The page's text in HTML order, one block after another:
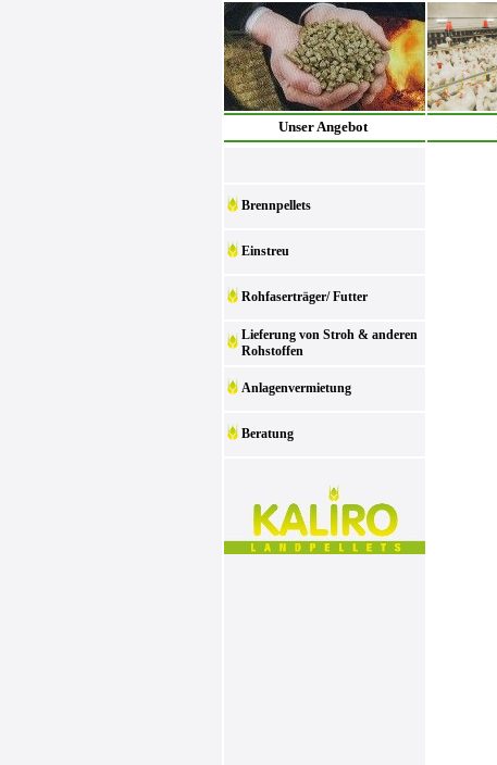
Unser Angebot
Brennpellets
Einstreu
Rohfaserträger/ Futter
Lieferung von Stroh & anderen
Rohstoffen
Anlagenvermietung
Beratung